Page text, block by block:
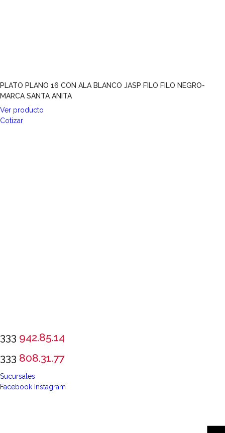
PLATO PLANO 16 CON ALA BLANCO JASP FILO FILO NEGRO-
MARCA SANTA ANITA
Ver producto
Cotizar
333 942.85.14
333 808.31.77
Sucursales
Facebook Instagram